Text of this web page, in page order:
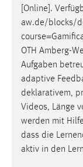
[Online].
aw.de/blocks/
OTH Amberg-
Aufgaben
adaptive
deklarativem,
Videos, Länge
werden mit
dass die
aktiv in den